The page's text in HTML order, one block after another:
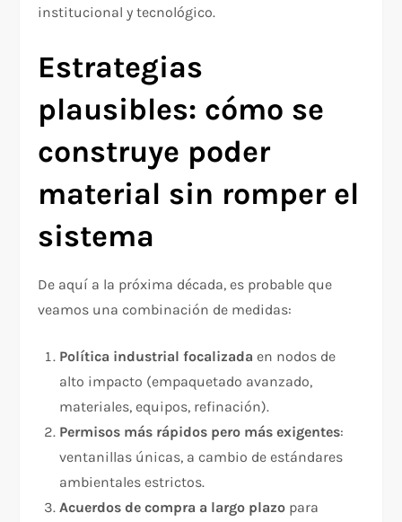
institucional y tecnológico.
Estrategias
plausibles: cómo se
construye poder
material sin romper el
sistema
De aquí a la próxima década, es probable que
veamos una combinación de medidas:
Política industrial focalizada en nodos de
alto impacto (empaquetado avanzado,
materiales, equipos, refinación).
Permisos más rápidos pero más exigentes:
ventanillas únicas, a cambio de estándares
ambientales estrictos.
Acuerdos de compra a largo plazo para